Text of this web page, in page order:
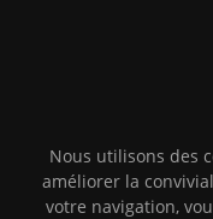
Nous utilisons des
améliorer la
votre navigation,